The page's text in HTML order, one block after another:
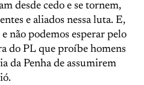
desde cedo e se tornem,
e aliados nessa luta. E,
não podemos esperar pelo
do PL que proíbe homens
da Penha de assumirem